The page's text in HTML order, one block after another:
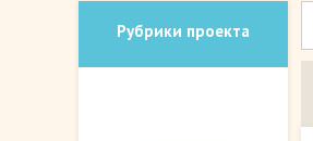
Рубрики проекта